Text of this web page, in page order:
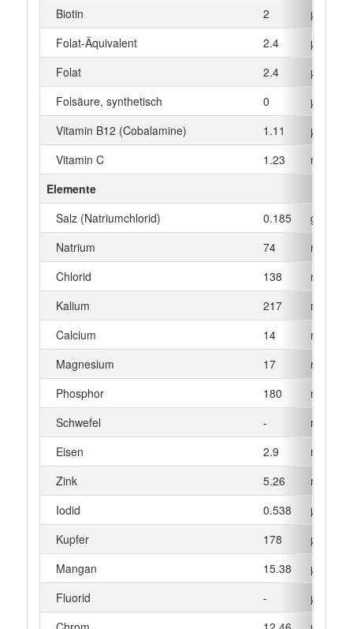
Biotin
2
µg
Folat-Äquivalent
2.4
µg
Folat
2.4
µg
Folsäure, synthetisch
0
µg
Vitamin B12 (Cobalamine)
1.11
µg
Vitamin C
1.23
mg
Elemente
Salz (Natriumchlorid)
0.185
g
Natrium
74
mg
Chlorid
138
mg
Kalium
217
mg
Calcium
14
mg
Magnesium
17
mg
Phosphor
180
mg
Schwefel
-
mg
Eisen
2.9
mg
Zink
5.26
mg
Iodid
0.538
µg
Kupfer
178
µg
Mangan
15.38
µg
Fluorid
-
µg